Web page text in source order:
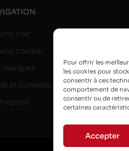
Pour offrir les
les cookies pour
consentir à ces
comportement de
consentir ou de
certaines
Accepter
noir
couleur
marques
et conseils